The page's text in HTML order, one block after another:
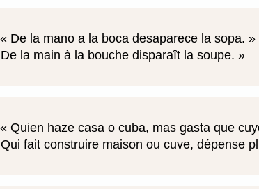
De la mano a la boca desaparece la sopa.
De la main à la bouche disparaît la soupe.
Quien haze casa o cuba, mas gasta que
Qui fait construire maison ou cuve, dépense